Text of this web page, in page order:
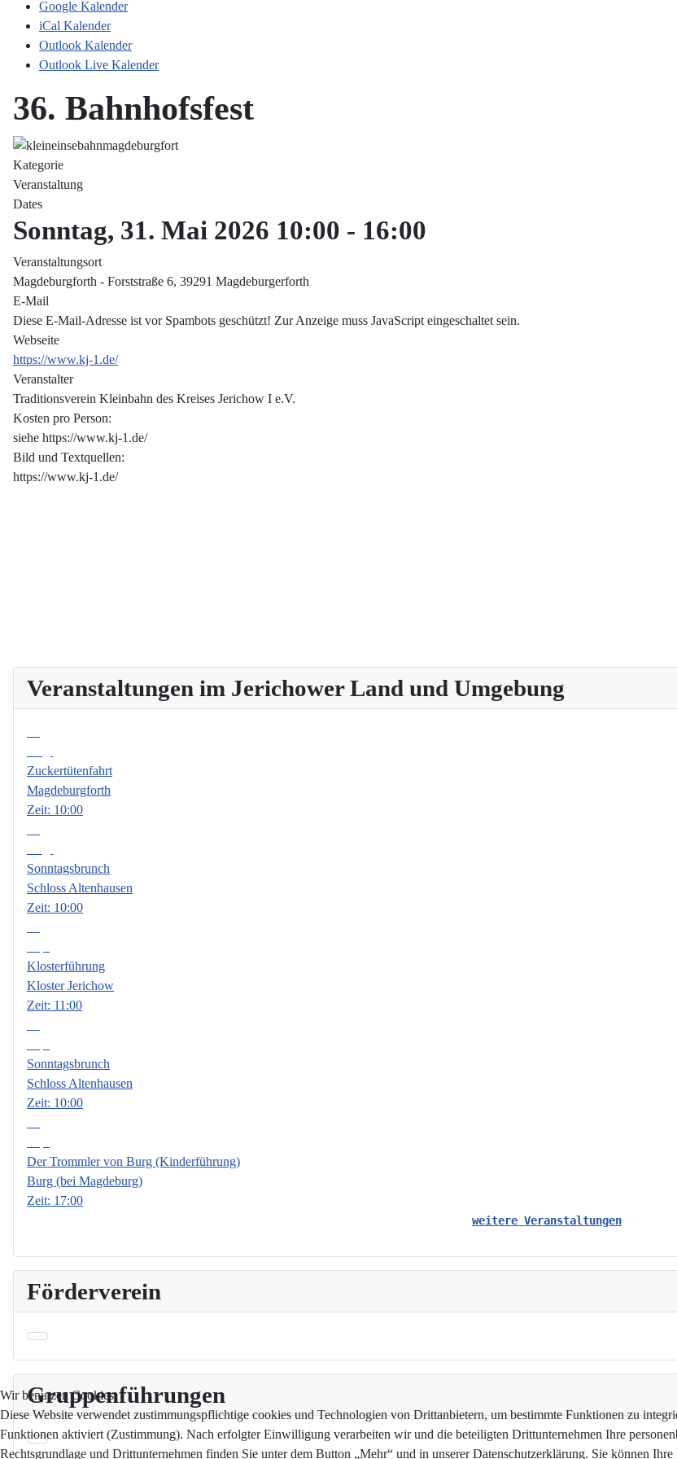
Veranstaltungen im Jerichower Land und Umgebung
Zuckertütenfahrt
Magdeburgforth
Zeit: 10:00
Sonntagsbrunch
Schloss Altenhausen
Zeit: 10:00
Klosterführung
Kloster Jerichow
Zeit: 11:00
Sonntagsbrunch
Schloss Altenhausen
Zeit: 10:00
Der Trommler von Burg (Kinderführung)
Burg (bei Magdeburg)
Zeit: 17:00
weitere Veranstaltungen
Förderverein
Gruppenführungen
Google Kalender
iCal Kalender
Outlook Kalender
Outlook Live Kalender
36. Bahnhofsfest
Kategorie
Veranstaltung
Dates
Sonntag, 31. Mai 2026 10:00 - 16:00
Veranstaltungsort
Magdeburgforth - Forststraße 6, 39291 Magdeburgerforth
E-Mail
Diese E-Mail-Adresse ist vor Spambots geschützt! Zur Anzeige muss JavaScript eingeschaltet sein.
Webseite
https://www.kj-1.de/
Veranstalter
Traditionsverein Kleinbahn des Kreises Jerichow I e.V.
Kosten pro Person:
siehe https://www.kj-1.de/
Bild und Textquellen:
https://www.kj-1.de/
Wir benutzen Cookies
Diese Website verwendet zustimmungspflichtige cookies und Technologien von Drittanbietern, um bestimmte Funktionen zu
Funktionen aktiviert (Zustimmung). Nach erfolgter Einwilligung verarbeiten wir und die beteiligten Drittunternehmen Ihre
Rechtsgrundlage und Drittunternehmen finden Sie unter dem Button „Mehr“ und in unserer Datenschutzerklärung. Sie können